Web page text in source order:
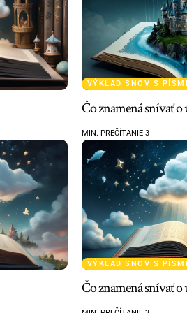
VÝKLAD SNOV S
Čo znamená snívať o
MIN. PREČÍTANIE 3
VÝKLAD SNOV S
Čo znamená snívať o